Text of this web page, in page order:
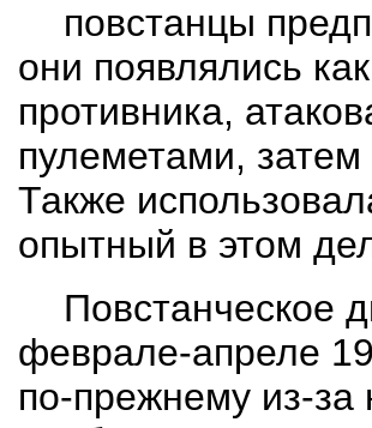
повстанцы
они появлялись
противника,
пулеметами,
Также
опытный в этом
Повстанческое
феврале-апреле
по-прежнему из-за